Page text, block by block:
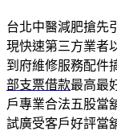
台北中醫減肥搶先
現快速第三方業者
到府維修服務配件
部支票借款最高最
戶專業合法五股當
試廣受客戶好評當